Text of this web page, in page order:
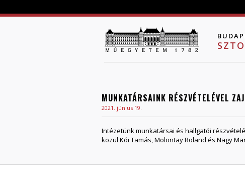
MUNKATÁRSAINK RÉSZVÉTELÉVEL
2021. június 19.
Intézetünk munkatársai és hallgatói
közül Kói Tamás, Molontay Roland és Nagy